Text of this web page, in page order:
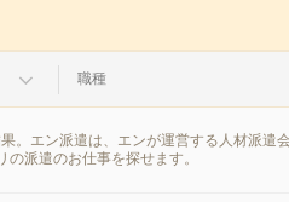
職種
。エン派遣は、エンが運営する人材派遣
派遣のお仕事を探せます。